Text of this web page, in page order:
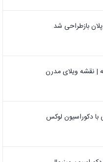
بازطراحی شد
دکوراسیون لوکس